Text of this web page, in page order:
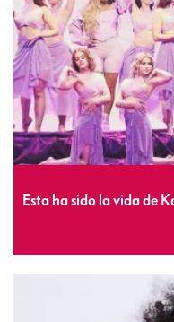
Esta ha sido la vida de